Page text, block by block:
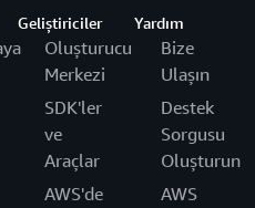
Geliştiriciler
Oluşturucu
Merkezi
SDK'ler
ve
Araçlar
AWS'de
Yardım
Bize
Ulaşın
Destek
Sorgusu
Oluşturun
AWS